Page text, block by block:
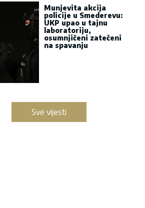
Munjevita akcija
policije u Smederevu:
UKP upao u tajnu
laboratoriju,
osumnjičeni zatečeni
na spavanju
Sve vijesti